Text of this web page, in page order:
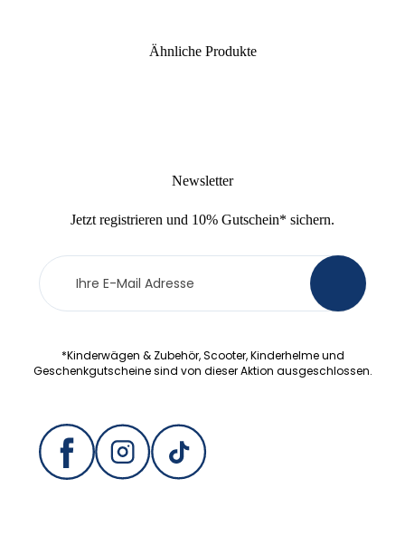
Ähnliche Produkte
Newsletter
Jetzt registrieren und 10% Gutschein* sichern.
Newsletter
Anmeldung
*Kinderwägen & Zubehör, Scooter, Kinderhelme und
Geschenkgutscheine sind von dieser Aktion ausgeschlossen.